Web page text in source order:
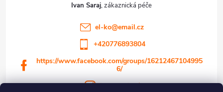
Ivan Saraj
el-ko@email.cz
+420776893804
https://www.facebook.com/groups/16212467104995
6/
ivansaraj23/